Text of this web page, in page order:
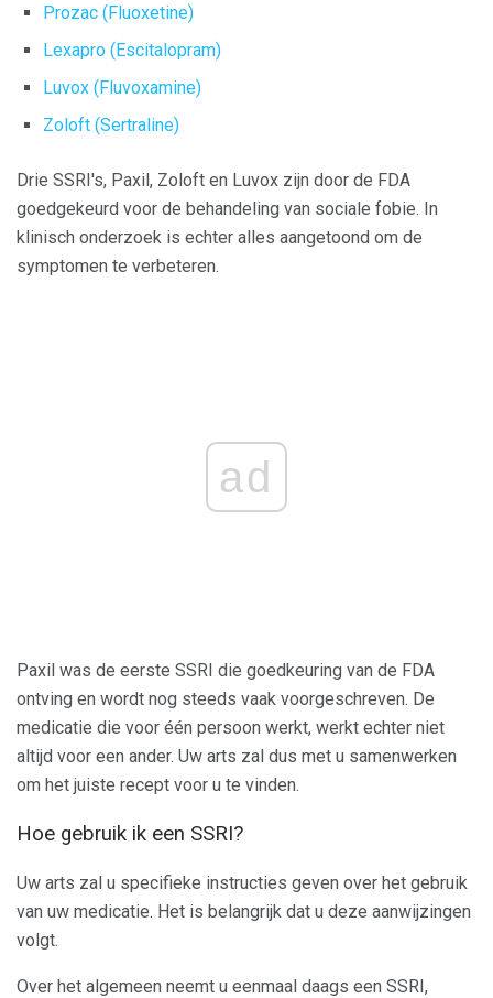
Prozac (Fluoxetine)
Lexapro (Escitalopram)
Luvox (Fluvoxamine)
Zoloft (Sertraline)
Drie SSRI's, Paxil, Zoloft en Luvox zijn door de FDA
goedgekeurd voor de behandeling van sociale fobie. In
klinisch onderzoek is echter alles aangetoond om de
symptomen te verbeteren.
ad
Paxil was de eerste SSRI die goedkeuring van de FDA
ontving en wordt nog steeds vaak voorgeschreven. De
medicatie die voor één persoon werkt, werkt echter niet
altijd voor een ander. Uw arts zal dus met u samenwerken
om het juiste recept voor u te vinden.
Hoe gebruik ik een SSRI?
Uw arts zal u specifieke instructies geven over het gebruik
van uw medicatie. Het is belangrijk dat u deze aanwijzingen
volgt.
Over het algemeen neemt u eenmaal daags een SSRI,